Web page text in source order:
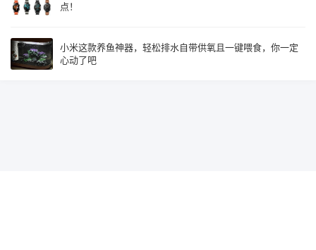
点！
小米这款养鱼神器，轻松排水自带供氧且一键喂食，你一定
心动了吧